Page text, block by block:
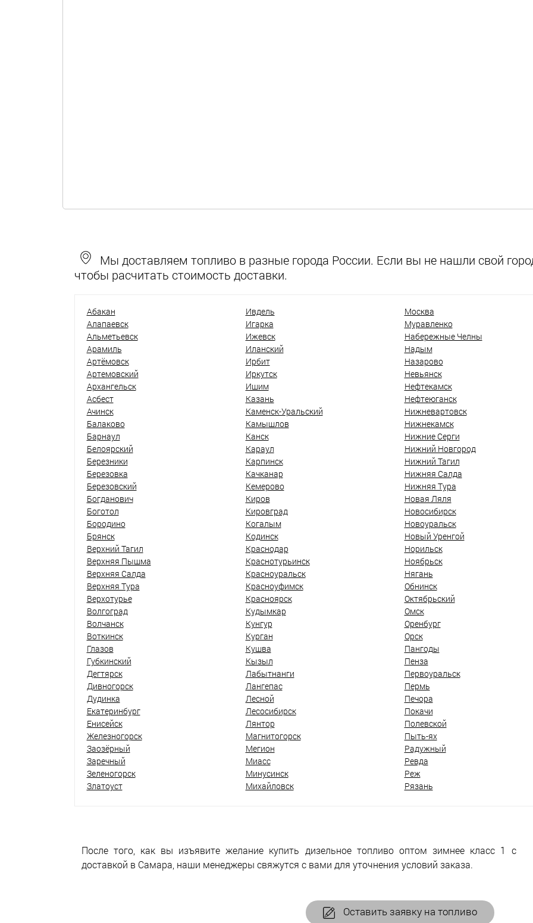
Мы доставляем топливо в разные города России. Если вы не нашли свой
чтобы расчитать стоимость доставки.
Абакан
Алапаевск
Альметьевск
Арамиль
Артёмовск
Артемовский
Архангельск
Асбест
Ачинск
Балаково
Барнаул
Белоярский
Березники
Березовка
Березовский
Богданович
Боготол
Бородино
Брянск
Верхний Тагил
Верхняя Пышма
Верхняя Салда
Верхняя Тура
Верхотурье
Волгоград
Волчанск
Воткинск
Глазов
Губкинский
Дегтярск
Дивногорск
Дудинка
Екатеринбург
Енисейск
Железногорск
Заозёрный
Заречный
Зеленогорск
Златоуст
Ивдель
Игарка
Ижевск
Иланский
Ирбит
Иркутск
Ишим
Казань
Каменск-Уральский
Камышлов
Канск
Караул
Карпинск
Качканар
Кемерово
Киров
Кировград
Когалым
Кодинск
Краснодар
Краснотурьинск
Красноуральск
Красноуфимск
Красноярск
Кудымкар
Кунгур
Курган
Кушва
Кызыл
Лабытнанги
Лангепас
Лесной
Лесосибирск
Лянтор
Магнитогорск
Мегион
Миасс
Минусинск
Михайловск
Москва
Муравленко
Набережные Челны
Надым
Назарово
Невьянск
Нефтекамск
Нефтеюганск
Нижневартовск
Нижнекамск
Нижние Серги
Нижний Новгород
Нижний Тагил
Нижняя Салда
Нижняя Тура
Новая Ляля
Новосибирск
Новоуральск
Новый Уренгой
Норильск
Ноябрьск
Нягань
Обнинск
Октябрьский
Омск
Оренбург
Орск
Пангоды
Пенза
Первоуральск
Пермь
Печора
Покачи
Полевской
Пыть-ях
Радужный
Ревда
Реж
Рязань
После того, как вы изъявите желание купить дизельное топливо оптом зимнее класс 1 с
доставкой в Самара, наши менеджеры свяжутся с вами для уточнения условий заказа.
Оставить заявку на топливо